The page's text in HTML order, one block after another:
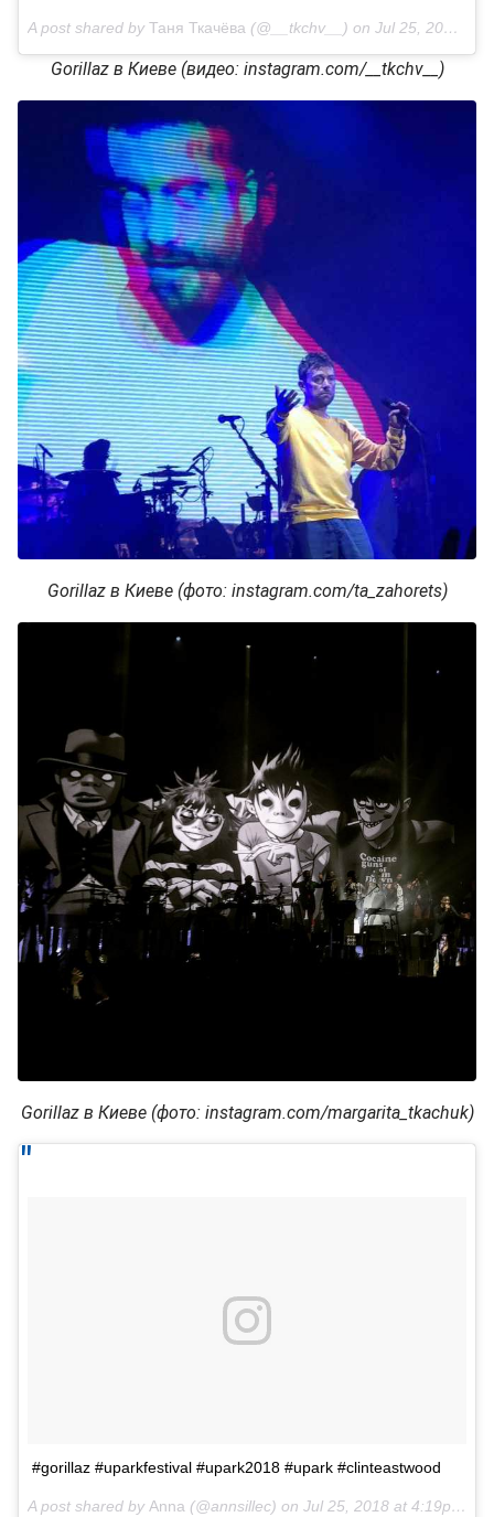
A post shared by Таня Ткачёва (@__tkchv__) on Jul 25, 2018 at 2:39pm PDT
Gorillaz в Киеве (видео: instagram.com/__tkchv__)
Gorillaz в Киеве (фото: instagram.com/ta_zahorets)
Gorillaz в Киеве (фото: instagram.com/margarita_tkachuk)
#gorillaz #uparkfestival #upark2018 #upark #clinteastwood
A post shared by Anna (@annsillec) on Jul 25, 2018 at 4:19pm PDT